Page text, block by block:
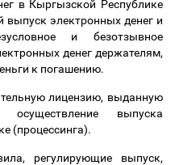
в Кыргызской Республике
электронных денег и
и безотзывное
денег держателям,
к погашению.
лицензию, выданную
выпуска
(процессинга).
регулирующие выпуск,